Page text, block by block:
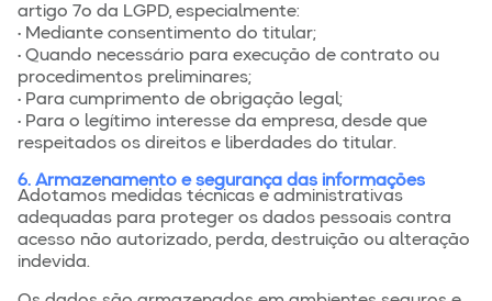
artigo 7º da LGPD, especialmente:
• Mediante consentimento do titular;
• Quando necessário para execução de contrato ou
procedimentos preliminares;
• Para cumprimento de obrigação legal;
• Para o legítimo interesse da empresa, desde que
respeitados os direitos e liberdades do titular.
6. Armazenamento e segurança das informações
Adotamos medidas técnicas e administrativas
adequadas para proteger os dados pessoais contra
acesso não autorizado, perda, destruição ou alteração
indevida.